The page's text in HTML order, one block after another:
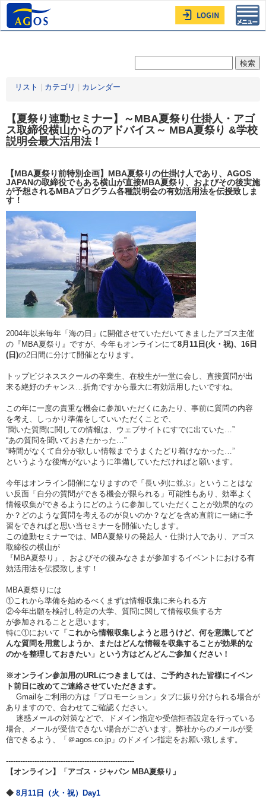
リスト カテゴリ カレンダー
【夏祭り連動セミナー】～MBA夏祭り仕掛人・アゴ
ス取締役横山からのアドバイス～ MBA夏祭り &学校
説明会最大活用法！
【 MBA夏祭り前特別企画】 MBA夏祭りの仕掛け人であり、 AGOS
JAPANの取締役でもある横山が直接MBA夏祭り、およびその後実施
が予想される MBAプログラム各種説明会の有効活用法を伝授致しま
す！
2004年以来毎年「海の日」に開催させていただいてきましたアゴス主催
の『MBA夏祭り』ですが、今年もオンラインにて8月11日(火・祝)、16日
(日)の2日間に分けて開催となります。
トップビジネススクールの卒業生、在校生が一堂に会し、直接質問が出
来る絶好のチャンス…折角ですから最大に有効活用したいですね。
この年に一度の貴重な機会に参加いただくにあたり、事前に質問の内容
を考え、しっかり準備をしていいただくことで、
“聞いた質問に関しての情報は、ウェブサイトにすでに出ていた…”
“あの質問を聞いておきたかった…”
“時間がなくて自分が欲しい情報までうまくたどり着けなかった…”
というような後悔がないように準備していただければと願います。
今年はオンライン開催になりますので「長い列に並ぶ」ということはな
い反面「自分の質問ができる機会が限られる」可能性もあり、効率よく
情報収集ができるようにどのように参加していただくことが効果的なの
か？どのような質問を考えるのが良いのか？などを含め直前に一緒に予
習をできればと思い当セミナーを開催いたします。
この連動セミナーでは、MBA夏祭りの発起人・仕掛け人であり、アゴス
取締役の横山が
『MBA夏祭り』、およびその後みなさまが参加するイベントにおける有
効活用法を伝授致します！
MBA夏祭りには
①これから準備を始めるべくまずは情報収集に来られる方
②今年出願を検討し特定の大学、質問に関して情報収集する方
が参加されることと思います。
特に①において 「これから情報収集しようと思うけど、何を意識してど
んな質問を用意しようか、またはどんな情報を収集することが効果的な
のかを整理しておきたい」という方はどんどんご参加ください！
※オンライン参加用のURLにつきましては、ご予約された皆様にイベン
ト前日に改めてご連絡させていただきます。
Gmailをご利用の方は「プロモーション」タブに振り分けられる場合が
ありますので、合わせてご確認ください。
迷惑メールの対策などで、ドメイン指定や受信拒否設定を行っている
場合、メールが受信できない場合がございます。弊社からのメールが受
信できるよう、「＠agos.co.jp」のドメイン指定をお願い致します。
------------------------------------------------------
【オンライン】「アゴス・ジャパン MBA夏祭り」
◆ 8月11日（火・祝）Day1